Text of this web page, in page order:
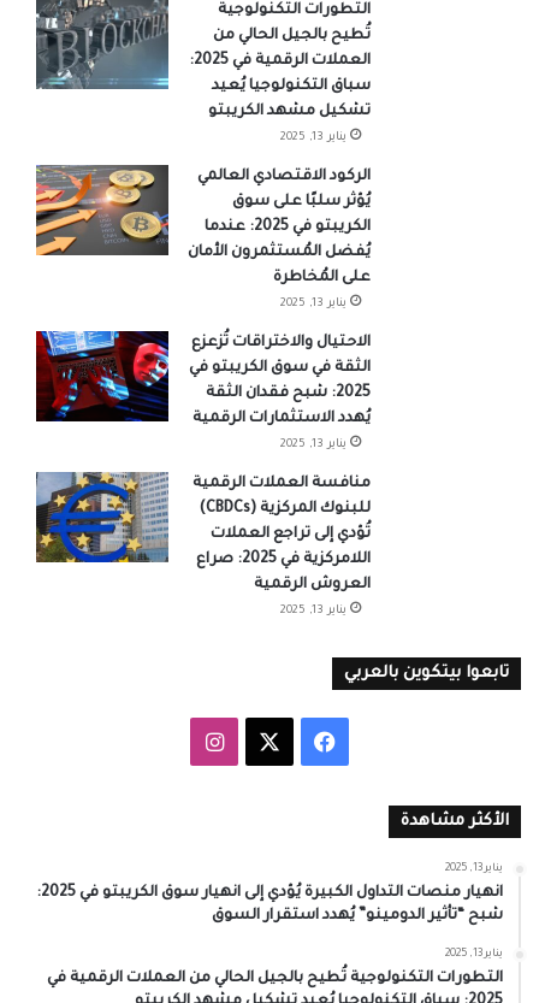
التطورات التكنولوجية
تُطيح بالجيل الحالي من
العملات الرقمية في 2025:
سباق التكنولوجيا يُعيد
تشكيل مشهد الكريبتو
يناير 13, 2025
الركود الاقتصادي العالمي
يُؤثر سلبًا على سوق
الكريبتو في 2025: عندما
يُفضل المُستثمرون الأمان
على المُخاطرة
يناير 13, 2025
الاحتيال والاختراقات تُزعزع
الثقة في سوق الكريبتو في
2025: شبح فقدان الثقة
يُهدد الاستثمارات الرقمية
يناير 13, 2025
منافسة العملات الرقمية
للبنوك المركزية (CBDCs)
تُؤدي إلى تراجع العملات
اللامركزية في 2025: صراع
العروش الرقمية
يناير 13, 2025
تابعوا بيتكوين بالعربي
فيسبوك انستقرام
الأكثر مشاهدة
يناير 13, 2025
انهيار منصات التداول الكبيرة يُؤدي إلى انهيار سوق الكريبتو في 2025:
شبح “تأثير الدومينو” يُهدد استقرار السوق
يناير 13, 2025
التطورات التكنولوجية تُطيح بالجيل الحالي من العملات الرقمية في